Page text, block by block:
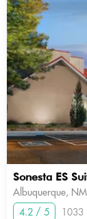
Sonesta ES
Albuquerque, NM
4.2 / 5
1033